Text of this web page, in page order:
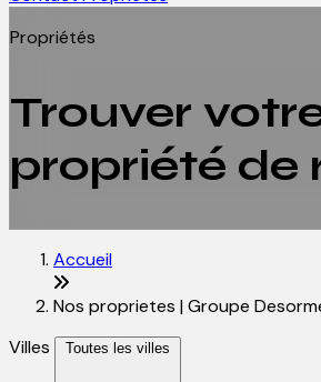
Propriétés
Trouver
propriété de
Accueil
Nos proprietes | Groupe
Villes
Toutes les villes